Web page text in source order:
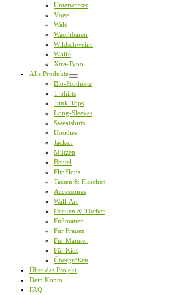
Unterwasser
Vögel
Wald
Waschbären
Wildschweine
Wölfe
Xtra-Typo
Alle Produkte
Bio-Produkte
T-Shirts
Tank-Tops
Long-Sleeves
Sweatshirts
Hoodies
Jacken
Mützen
Beutel
FlipFlops
Tassen & Flaschen
Accessoires
Wall-Art
Decken & Tücher
Fußmatten
Für Frauen
Für Männer
Für Kids
Übergrößen
Über das Projekt
Dein Konto
FAQ